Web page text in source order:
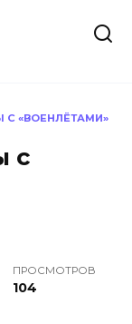
С «ВОЕНЛЁТАМИ»
с
ПРОСМОТРОВ
104